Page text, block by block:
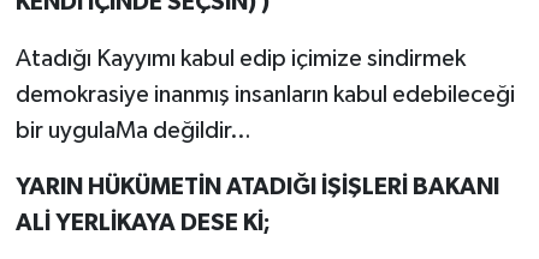
Atadığı Kayyımı kabul edip içimize sindirmek
demokrasiye inanmış insanların kabul edebileceği
bir uygulaMa değildir…
YARIN HÜKÜMETİN ATADIĞI İŞİŞLERİ BAKANI
ALİ YERLİKAYA DESE Kİ;